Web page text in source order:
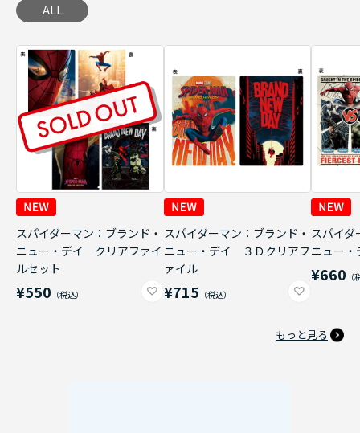
ALL
スパイダーマン：ブランド・
ニュー・デイ クリアファイ
ルセット
¥550
スパイダーマン：ブランド・
ニュー・デイ ３Ｄクリアフ
ァイル
¥715
スパイダ
ニュー
¥660
もっと見る